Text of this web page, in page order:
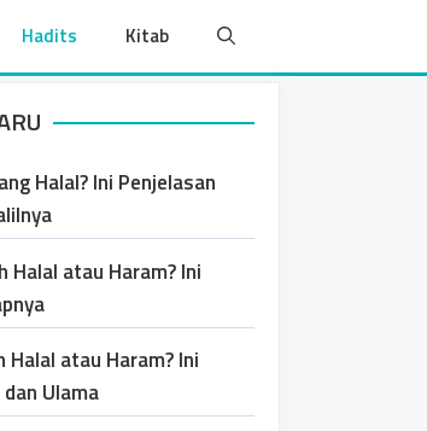
Hadits Kitab
Halal? Ini Penjelasan
Halal atau Haram? Ini
Halal atau Haram? Ini
Ulama